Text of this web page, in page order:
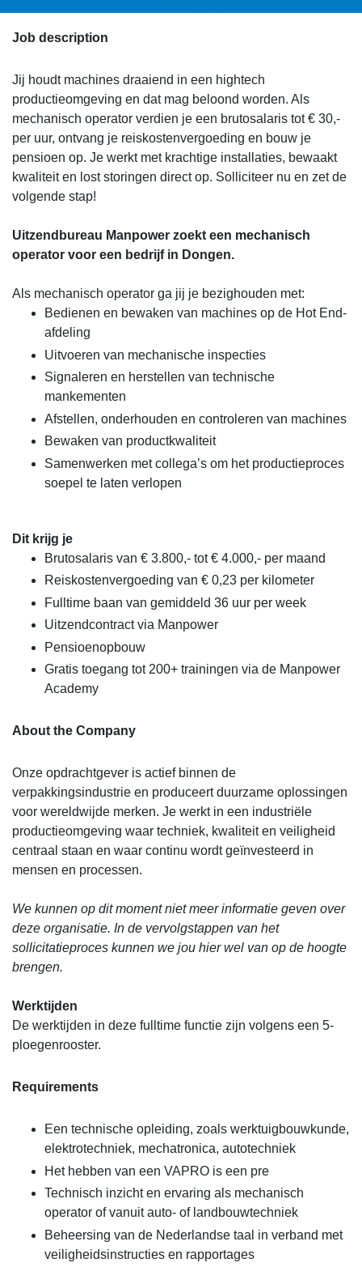
Job description
Jij houdt machines draaiend in een hightech
productieomgeving en dat mag beloond worden. Als
mechanisch operator verdien je een brutosalaris tot € 30,-
per uur, ontvang je reiskostenvergoeding en bouw je
pensioen op. Je werkt met krachtige installaties, bewaakt
kwaliteit en lost storingen direct op. Solliciteer nu en zet de
volgende stap!
Uitzendbureau Manpower zoekt een mechanisch
operator voor een bedrijf in Dongen.
Als mechanisch operator ga jij je bezighouden met:
Bedienen en bewaken van machines op de Hot End-
afdeling
Uitvoeren van mechanische inspecties
Signaleren en herstellen van technische
mankementen
Afstellen, onderhouden en controleren van machines
Bewaken van productkwaliteit
Samenwerken met collega’s om het productieproces
soepel te laten verlopen
Dit krijg je
Brutosalaris van € 3.800,- tot € 4.000,- per maand
Reiskostenvergoeding van € 0,23 per kilometer
Fulltime baan van gemiddeld 36 uur per week
Uitzendcontract via Manpower
Pensioenopbouw
Gratis toegang tot 200+ trainingen via de Manpower
Academy
About the Company
Onze opdrachtgever is actief binnen de
verpakkingsindustrie en produceert duurzame oplossingen
voor wereldwijde merken. Je werkt in een industriële
productieomgeving waar techniek, kwaliteit en veiligheid
centraal staan en waar continu wordt geïnvesteerd in
mensen en processen.
We kunnen op dit moment niet meer informatie geven over
deze organisatie. In de vervolgstappen van het
sollicitatieproces kunnen we jou hier wel van op de hoogte
brengen.
Werktijden
De werktijden in deze fulltime functie zijn volgens een 5-
ploegenrooster.
Requirements
Een technische opleiding, zoals werktuigbouwkunde,
elektrotechniek, mechatronica, autotechniek
Het hebben van een VAPRO is een pre
Technisch inzicht en ervaring als mechanisch
operator of vanuit auto- of landbouwtechniek
Beheersing van de Nederlandse taal in verband met
veiligheidsinstructies en rapportages